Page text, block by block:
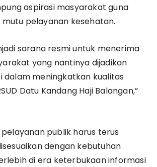
aspirasi masyarakat guna
pelayanan kesehatan.
sarana resmi untuk menerima
yang nantinya dijadikan
dalam meningkatkan kualitas
Datu Kandang Haji Balangan,”
pelayanan publik harus terus
dengan kebutuhan
di era keterbukaan informasi